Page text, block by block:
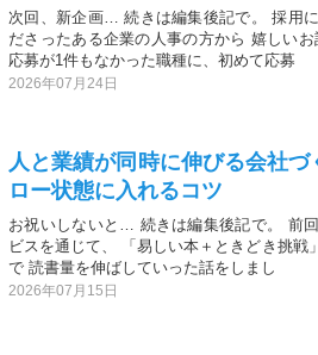
次回、新企画… 続きは編集後記で。 採用
ださったある企業の人事の方から 嬉しいお
応募が1件もなかった職種に、初めて応募
2026年07月24日
人と業績が同時に伸びる会社
ロー状態に入れるコツ
お祝いしないと… 続きは編集後記で。 前
ビスを通じて、 「易しい本＋ときどき挑戦
で 読書量を伸ばしていった話をしまし
2026年07月15日